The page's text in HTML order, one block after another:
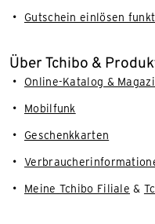
Gutschein einlösen
Über Tchibo &
Online-Katalog &
Mobilfunk
Geschenkkarten
Meine Tchibo Filiale &